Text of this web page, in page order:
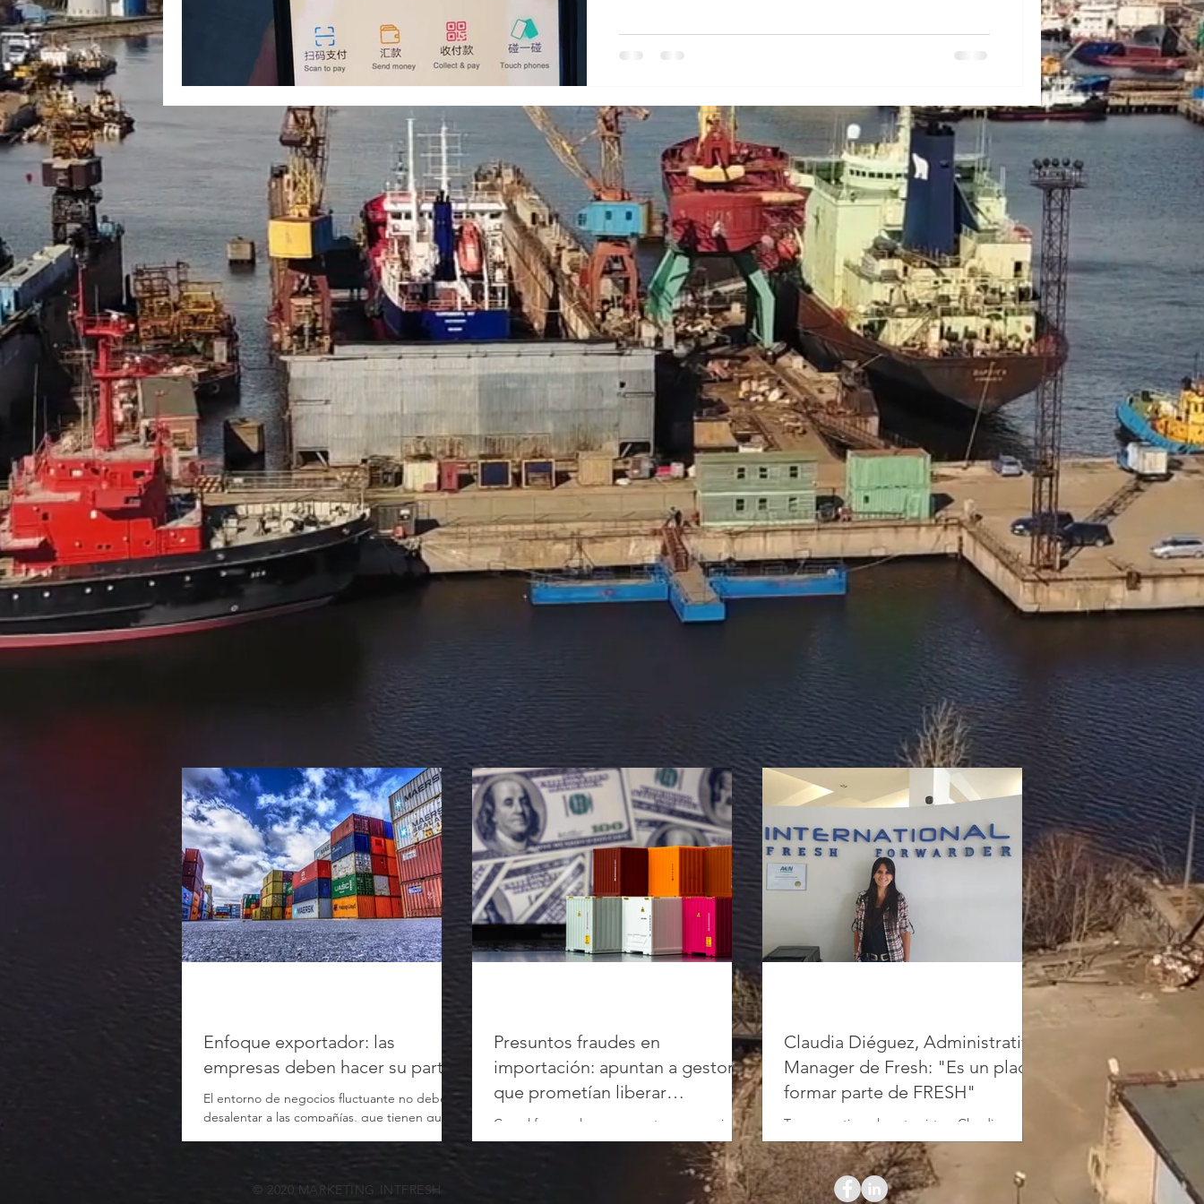
Enfoque exportador: las
empresas deben hacer su parte
El entorno de negocios fluctuante no debe
desalentar a las compañías, que tienen que
Presuntos fraudes en
importación: apuntan a gestores
que prometían liberar
operaciones
Con el foco en lograr mayor transparencia, el
gobierno lanzó una batería de medidas que
cambiarán el sistema SIRA. Las mismas
Claudia Diéguez, Administrative
Manager de Fresh: "Es un placer
formar parte de FRESH"
Te compartimos la entrevista a Claudia
Diéguez, Administrative Manager de
International Fresh Forwarder donde nos
cuenta los detalles de...
© 2020 MARKETING INTFRESH